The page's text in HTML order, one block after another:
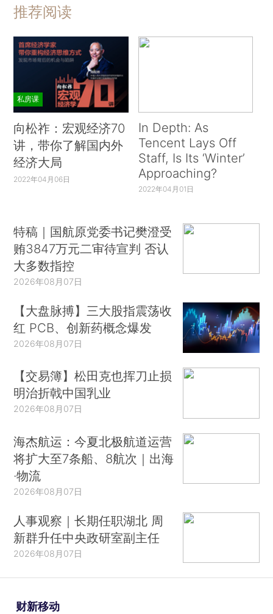
推荐阅读
私房课
向松祚：宏观经济70
讲，带你了解国内外
经济大局
2022年04月06日
In Depth: As
Tencent Lays Off
Staff, Is Its ‘Winter’
Approaching?
2022年04月01日
特稿｜国航原党委书记樊澄受
贿3847万元二审待宣判 否认
大多数指控
2026年08月07日
【大盘脉搏】三大股指震荡收
红 PCB、创新药概念爆发
2026年08月07日
【交易簿】松田克也挥刀止损
明治折戟中国乳业
2026年08月07日
海杰航运：今夏北极航道运营
将扩大至7条船、8航次｜出海
·物流
2026年08月07日
人事观察｜长期任职湖北 周
新群升任中央政研室副主任
2026年08月07日
财新移动